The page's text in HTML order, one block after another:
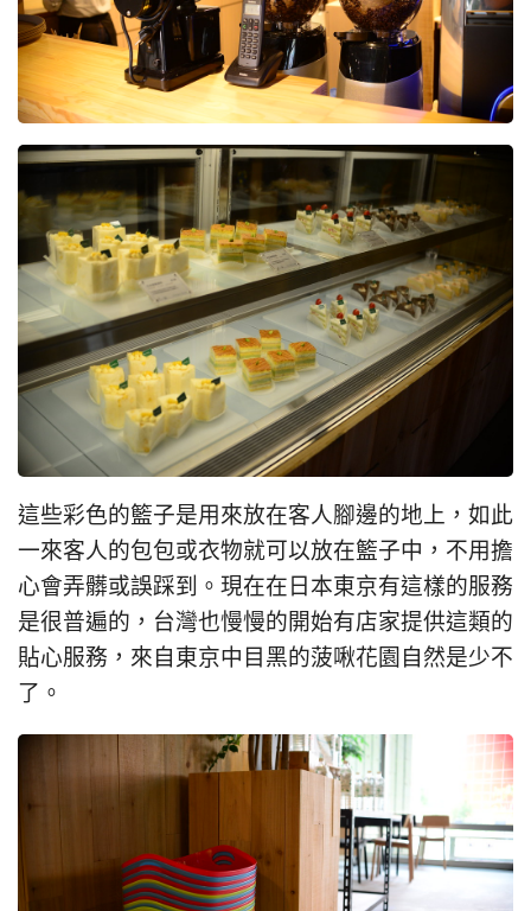
這些彩色的籃子是用來放在客人腳邊的地上，如此
一來客人的包包或衣物就可以放在籃子中，不用擔
心會弄髒或誤踩到。現在在日本東京有這樣的服務
是很普遍的，台灣也慢慢的開始有店家提供這類的
貼心服務，來自東京中目黑的菠啾花園自然是少不
了。